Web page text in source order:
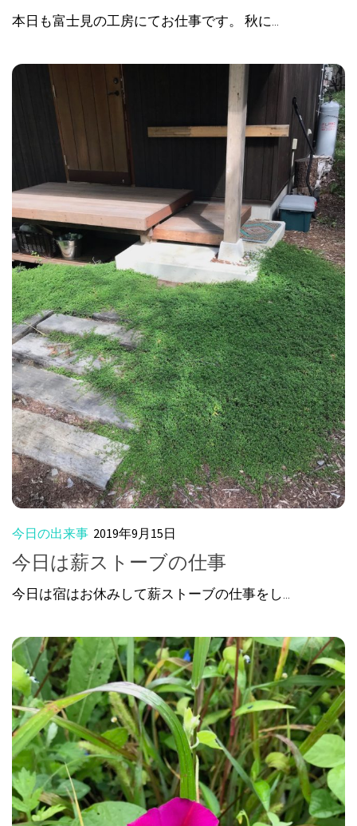
本日も富士見の工房にてお仕事です。 秋に...
今日の出来事 2019年9月15日
今日は薪ストーブの仕事
今日は宿はお休みして薪ストーブの仕事をし...